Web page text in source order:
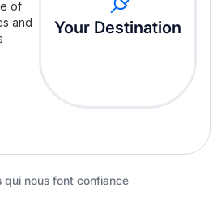
Your Destination
qui nous font confiance